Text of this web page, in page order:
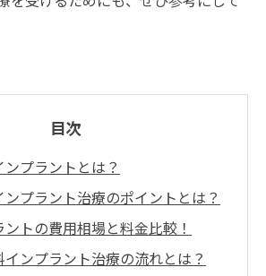
目次
プラントとは？
プラント治療のポイントとは？
トの費用相場と料金比較！
ンプラント治療の流れとは？